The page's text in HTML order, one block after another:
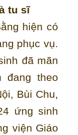
tu sĩ
hiện có
phục vụ.
đã mãn
đang theo
Bùi Chu,
ứng sinh
viện Giáo